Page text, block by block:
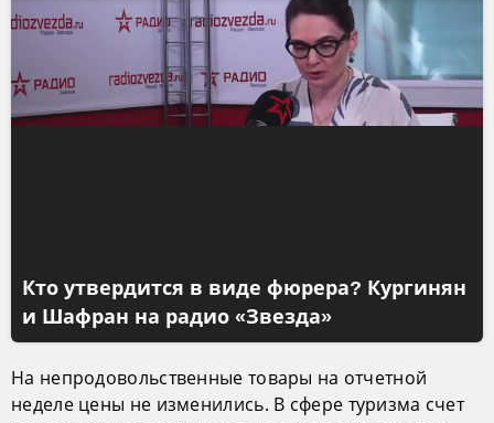
Кто утвердится в виде фюрера? Кургинян
и Шафран на радио «Звезда»
На непродовольственные товары на отчетной
неделе цены не изменились. В сфере туризма счет